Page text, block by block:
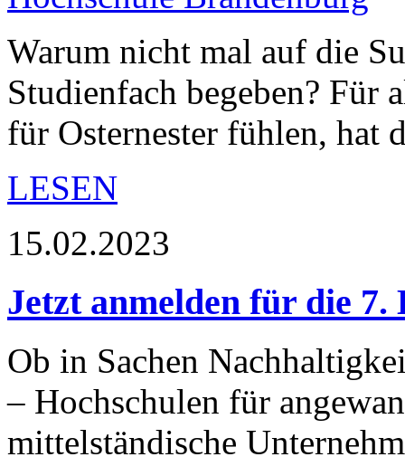
Warum nicht mal auf die
Studienfach begeben? Für
für Osternester fühlen, hat
LESEN
15.02.2023
Jetzt anmelden für die
Ob in Sachen
– Hochschulen für
mittelständische